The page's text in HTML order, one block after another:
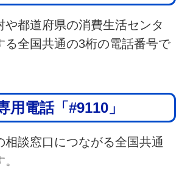
や都道府県の消費生活センタ
る全国共通の3桁の電話番号で
用電話「#9110」
相談窓口につながる全国共通